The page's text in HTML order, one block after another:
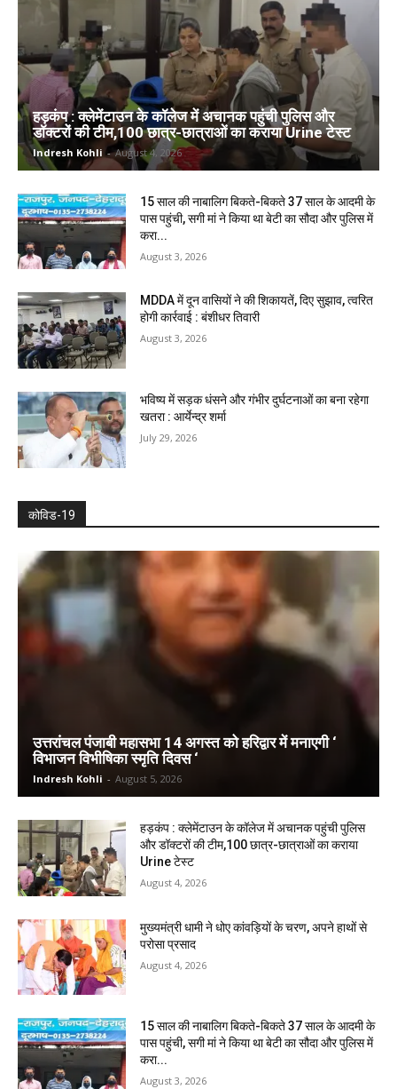
हड़कंप : क्लेमेंटाउन के कॉलेज में अचानक पहुंची पुलिस और
डॉक्टरों की टीम,100 छात्र-छात्राओं का कराया Urine टेस्ट
Indresh Kohli - August 4, 2026
15 साल की नाबालिग बिकते-बिकते 37 साल के आदमी के
पास पहुंची, सगी मां ने किया था बेटी का सौदा और पुलिस में
करा...
August 3, 2026
MDDA में दून वासियों ने की शिकायतें, दिए सुझाव, त्वरित
होगी कार्रवाई : बंशीधर तिवारी
August 3, 2026
भविष्य में सड़क धंसने और गंभीर दुर्घटनाओं का बना रहेगा
खतरा : आर्येन्द्र शर्मा
July 29, 2026
कोविड-19
उत्तरांचल पंजाबी महासभा 14 अगस्त को हरिद्वार में मनाएगी ‘
विभाजन विभीषिका स्मृति दिवस ‘
Indresh Kohli - August 5, 2026
हड़कंप : क्लेमेंटाउन के कॉलेज में अचानक पहुंची पुलिस
और डॉक्टरों की टीम,100 छात्र-छात्राओं का कराया
Urine टेस्ट
August 4, 2026
मुख्यमंत्री धामी ने धोए कांवड़ियों के चरण, अपने हाथों से
परोसा प्रसाद
August 4, 2026
15 साल की नाबालिग बिकते-बिकते 37 साल के आदमी के
पास पहुंची, सगी मां ने किया था बेटी का सौदा और पुलिस में
करा...
August 3, 2026